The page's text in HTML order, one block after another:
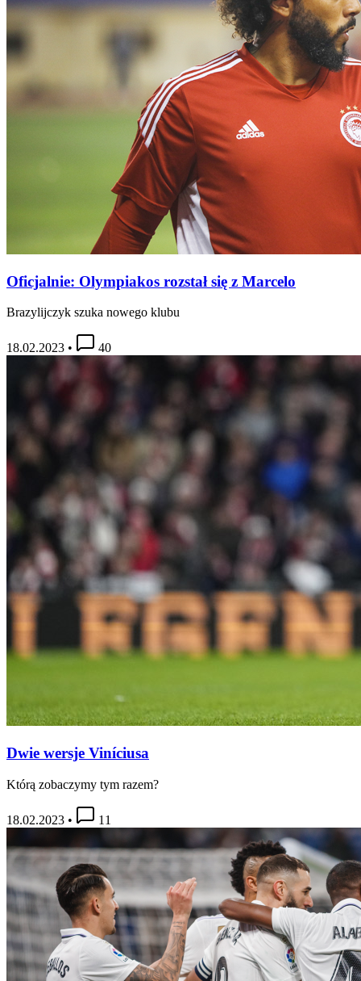
Oficjalnie: Olympiakos rozstał się z Marcelo
Brazylijczyk szuka nowego klubu
18.02.2023 • 40
Dwie wersje Viníciusa
Którą zobaczymy tym razem?
18.02.2023 • 11